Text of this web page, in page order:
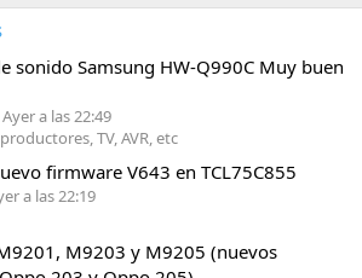
sonido Samsung HW-Q990C Muy buen
Ayer a las 22:49
TV, AVR, etc
firmware V643 en TCL75C855
a las 22:19
M9203 y M9205 (nuevos